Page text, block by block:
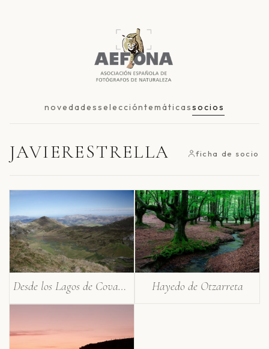
novedadesseleccióntemáticassocios
JAVIERESTRELLA ficha de socio
Desde los Lagos de Covadonga Hayedo de Otzarreta